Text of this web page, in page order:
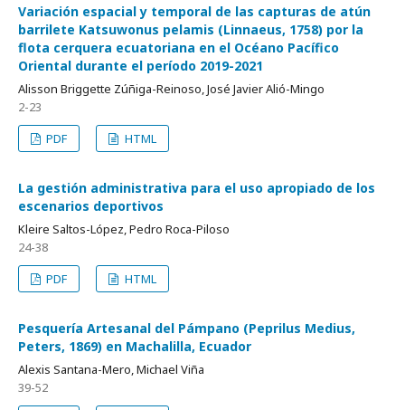
Variación espacial y temporal de las capturas de atún
barrilete Katsuwonus pelamis (Linnaeus, 1758) por la
flota cerquera ecuatoriana en el Océano Pacífico
Oriental durante el período 2019-2021
Alisson Briggette Zúñiga-Reinoso, José Javier Alió-Mingo
2-23
PDF
HTML
La gestión administrativa para el uso apropiado de los
escenarios deportivos
Kleire Saltos-López, Pedro Roca-Piloso
24-38
PDF
HTML
Pesquería Artesanal del Pámpano (Peprilus Medius,
Peters, 1869) en Machalilla, Ecuador
Alexis Santana-Mero, Michael Viña
39-52